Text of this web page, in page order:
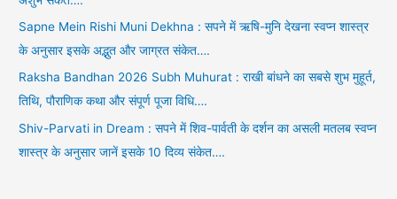
Sapne Mein Rishi Muni Dekhna : सपने में ऋषि-मुनि देखना स्वप्न शास्त्र
के अनुसार इसके अद्भुत और जाग्रत संकेत….
Raksha Bandhan 2026 Subh Muhurat : राखी बांधने का सबसे शुभ मुहूर्त,
तिथि, पौराणिक कथा और संपूर्ण पूजा विधि….
Shiv-Parvati in Dream : सपने में शिव-पार्वती के दर्शन का असली मतलब स्वप्न
शास्त्र के अनुसार जानें इसके 10 दिव्य संकेत….